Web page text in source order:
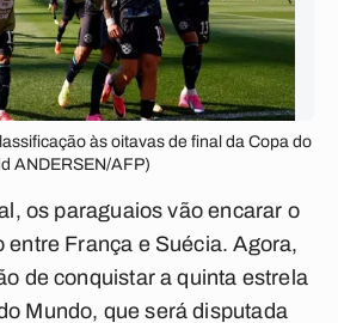
às oitavas de final da Copa do
ANDERSEN/AFP)
os paraguaios vão encarar o
entre França e Suécia. Agora,
de conquistar a quinta estrela
Mundo, que será disputada